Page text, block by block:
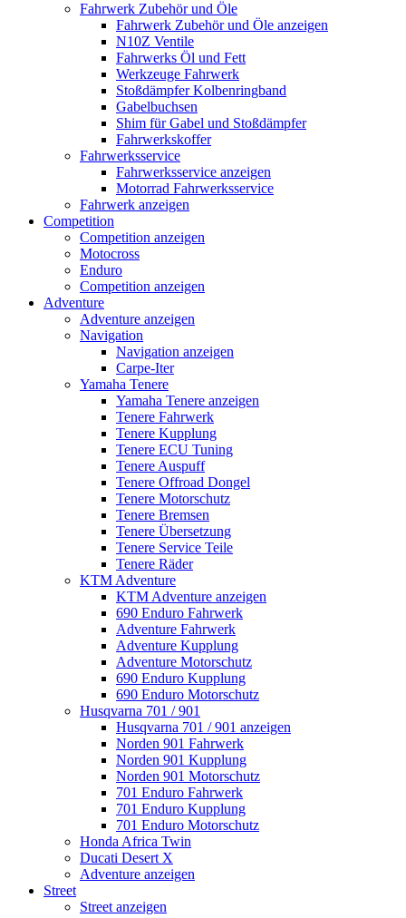
Fahrwerk Zubehör und Öle
Fahrwerk Zubehör und Öle anzeigen
N10Z Ventile
Fahrwerks Öl und Fett
Werkzeuge Fahrwerk
Stoßdämpfer Kolbenringband
Gabelbuchsen
Shim für Gabel und Stoßdämpfer
Fahrwerkskoffer
Fahrwerksservice
Fahrwerksservice anzeigen
Motorrad Fahrwerksservice
Fahrwerk anzeigen
Competition
Competition anzeigen
Motocross
Enduro
Competition anzeigen
Adventure
Adventure anzeigen
Navigation
Navigation anzeigen
Carpe-Iter
Yamaha Tenere
Yamaha Tenere anzeigen
Tenere Fahrwerk
Tenere Kupplung
Tenere ECU Tuning
Tenere Auspuff
Tenere Offroad Dongel
Tenere Motorschutz
Tenere Bremsen
Tenere Übersetzung
Tenere Service Teile
Tenere Räder
KTM Adventure
KTM Adventure anzeigen
690 Enduro Fahrwerk
Adventure Fahrwerk
Adventure Kupplung
Adventure Motorschutz
690 Enduro Kupplung
690 Enduro Motorschutz
Husqvarna 701 / 901
Husqvarna 701 / 901 anzeigen
Norden 901 Fahrwerk
Norden 901 Kupplung
Norden 901 Motorschutz
701 Enduro Fahrwerk
701 Enduro Kupplung
701 Enduro Motorschutz
Honda Africa Twin
Ducati Desert X
Adventure anzeigen
Street
Street anzeigen